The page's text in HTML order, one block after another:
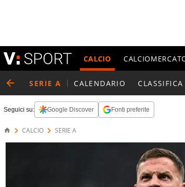
CALCIO
SERIE A CALENDARIO CLASSIFICA
Seguici su: Google Discover Fonti preferite
CALCIO SERIE A